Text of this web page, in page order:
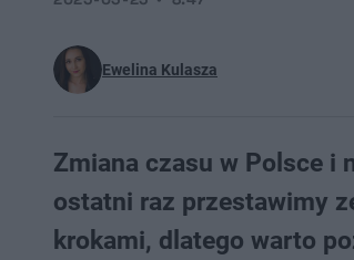
Ewelina Kulasza
Zmiana czasu w Polsce i
ostatni raz przestawimy
krokami, dlatego warto